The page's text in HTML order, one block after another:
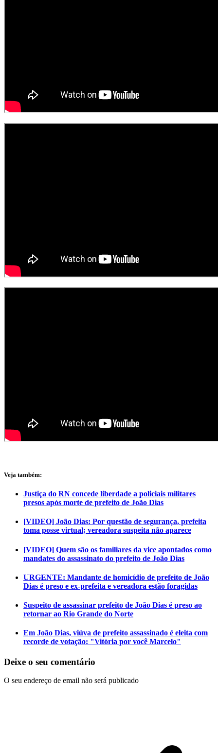
Veja também:
Justiça do RN concede liberdade a policiais militares
presos após morte de prefeito de João Dias
[VIDEO] João Dias: Por questão de segurança, prefeita
toma posse virtual; vereadora suspeita não aparece
[VIDEO] Quem são os familiares da vice apontados como
mandates do assassinato do prefeito de João Dias
URGENTE: Mandante de homicídio de prefeito de João
Dias é preso e ex-prefeita e vereadora estão foragidas
Suspeito de assassinar prefeito de João Dias é preso ao
retornar ao Rio Grande do Norte
Em João Dias, viúva de prefeito assassinado é eleita com
recorde de votação: "Vitória por você Marcelo"
Deixe o seu comentário
O seu endereço de email não será publicado